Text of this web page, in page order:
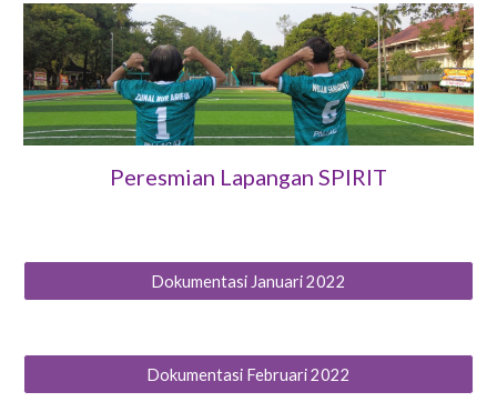
Peresmian Lapangan SPIRIT
Dokumentasi Januari 2022
Dokumentasi Februari 2022